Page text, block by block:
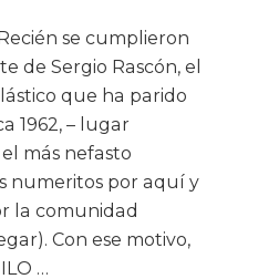
se cumplieron
de Sergio Rascón, el
que ha parido
1962, – lugar
más nefasto
numeritos por aquí y
la comunidad
Con ese motivo,
…